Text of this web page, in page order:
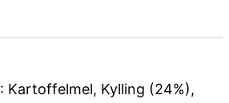
: Kartoffelmel, Kylling (24%),